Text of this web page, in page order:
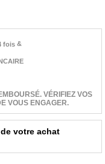
&
VÉRIFIEZ VOS
VOUS ENGAGER.
votre achat